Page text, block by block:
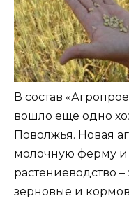
В состав
вошло еще одно
Поволжья. Новая
молочную ферму
растениеводство
зерновые и